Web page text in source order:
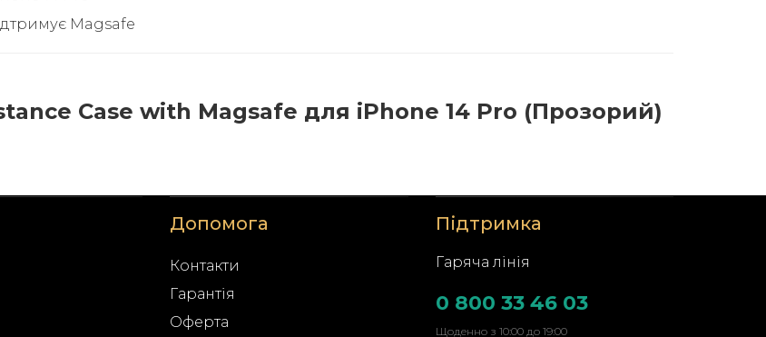
Magsafe
Case with Magsafe для iPhone 14 Pro (Прозорий)
Допомога
Контакти
Гарантія
Оферта
Підтримка
Гаряча лінія
0 800 33 46 03
Щоденно з 10:00 до 19:00